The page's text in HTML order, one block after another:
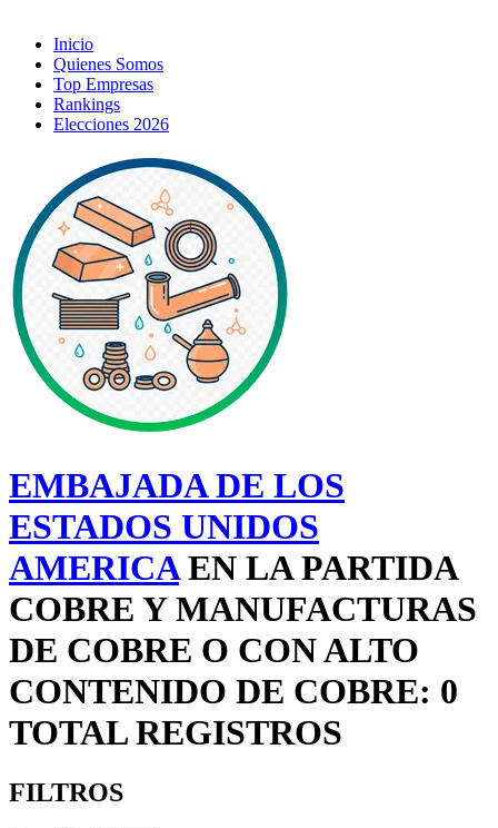
Inicio
Quienes Somos
Top Empresas
Rankings
Elecciones 2026
EMBAJADA DE LOS
ESTADOS UNIDOS
AMERICAEN LA PARTIDA
COBRE Y MANUFACTURAS
DE COBRE O CON ALTO
CONTENIDO DE COBRE: 0
TOTAL REGISTROS
FILTROS